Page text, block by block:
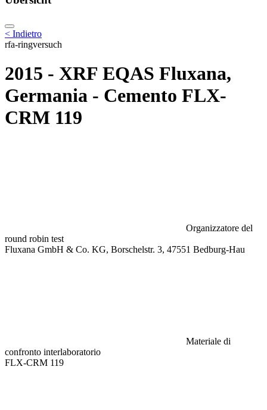
< Indietro
rfa-ringversuch
2015 - XRF EQAS Fluxana,
Germania - Cemento FLX-
CRM 119
Organizzatore del
round robin test
Fluxana GmbH & Co. KG, Borschelstr. 3, 47551 Bedburg-Hau
Materiale di
confronto interlaboratorio
FLX-CRM 119